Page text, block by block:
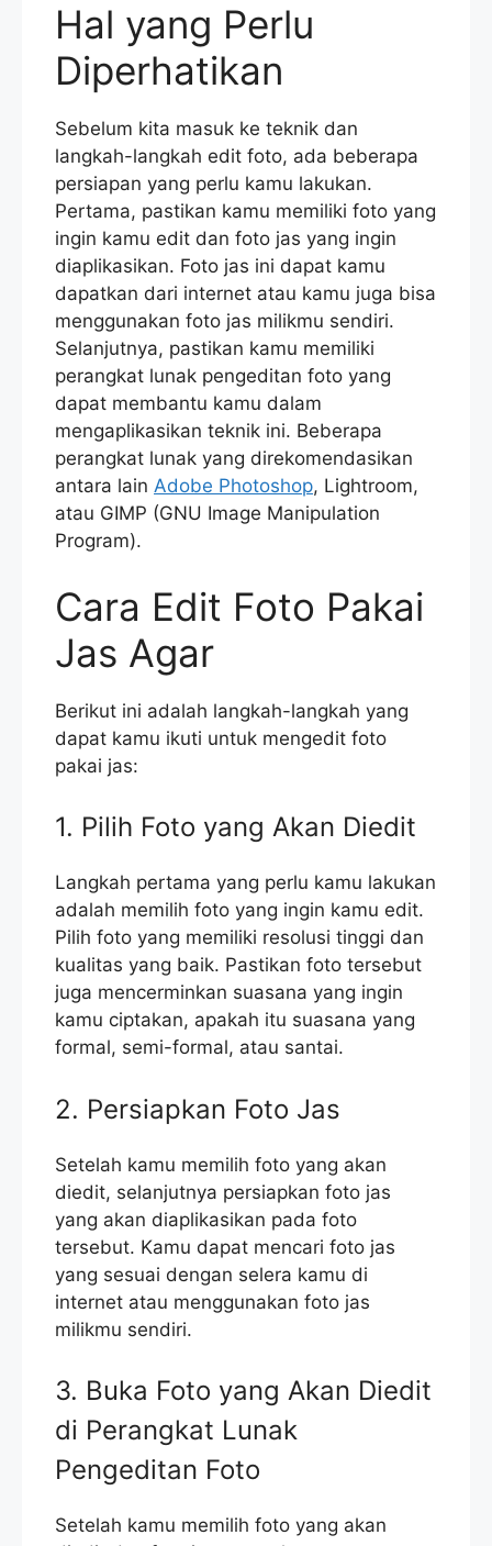
Hal yang Perlu
Diperhatikan
Sebelum kita masuk ke teknik dan
langkah-langkah edit foto, ada beberapa
persiapan yang perlu kamu lakukan.
Pertama, pastikan kamu memiliki foto yang
ingin kamu edit dan foto jas yang ingin
diaplikasikan. Foto jas ini dapat kamu
dapatkan dari internet atau kamu juga bisa
menggunakan foto jas milikmu sendiri.
Selanjutnya, pastikan kamu memiliki
perangkat lunak pengeditan foto yang
dapat membantu kamu dalam
mengaplikasikan teknik ini. Beberapa
perangkat lunak yang direkomendasikan
antara lain Adobe Photoshop, Lightroom,
atau GIMP (GNU Image Manipulation
Program).
Cara Edit Foto Pakai
Jas Agar
Berikut ini adalah langkah-langkah yang
dapat kamu ikuti untuk mengedit foto
pakai jas:
1. Pilih Foto yang Akan Diedit
Langkah pertama yang perlu kamu lakukan
adalah memilih foto yang ingin kamu edit.
Pilih foto yang memiliki resolusi tinggi dan
kualitas yang baik. Pastikan foto tersebut
juga mencerminkan suasana yang ingin
kamu ciptakan, apakah itu suasana yang
formal, semi-formal, atau santai.
2. Persiapkan Foto Jas
Setelah kamu memilih foto yang akan
diedit, selanjutnya persiapkan foto jas
yang akan diaplikasikan pada foto
tersebut. Kamu dapat mencari foto jas
yang sesuai dengan selera kamu di
internet atau menggunakan foto jas
milikmu sendiri.
3. Buka Foto yang Akan Diedit
di Perangkat Lunak
Pengeditan Foto
Setelah kamu memilih foto yang akan